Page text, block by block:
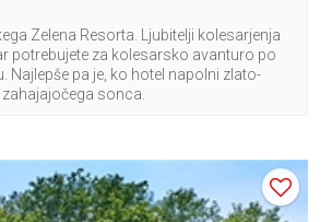
Zelena Resorta. Ljubitelji kolesarjenja
potrebujete za kolesarsko avanturo po
Najlepše pa je, ko hotel napolni zlato-
sonca.